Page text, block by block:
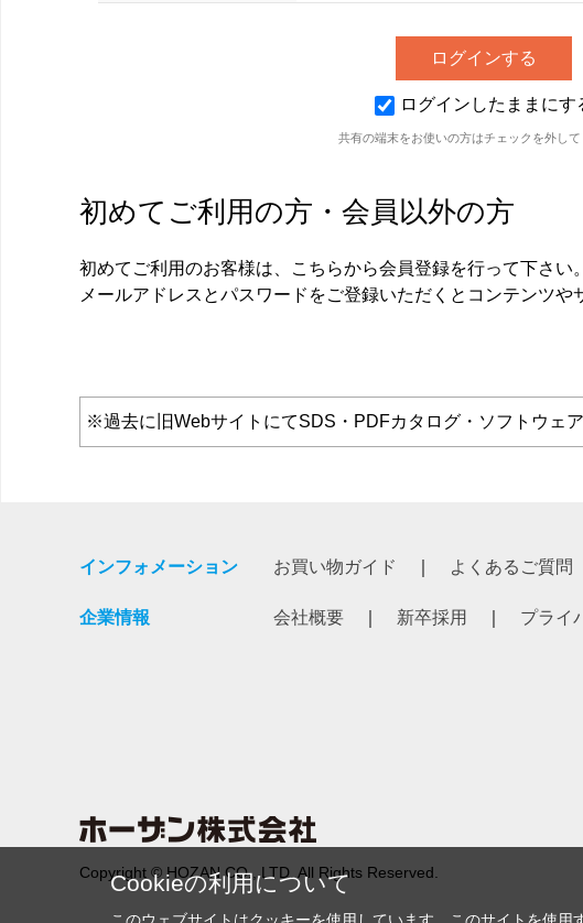
ログインしたままにす
共有の端末をお使いの方はチェックを外し
初めてご利用の方・会員以外の方
初めてご利用のお客様は、こちらから会員登録を行って下さい。
メールアドレスとパスワードをご登録いただくとコンテンツや
※過去に旧WebサイトにてSDS・PDFカタログ・ソフトウェ
インフォメーション お買い物ガイド よくあるご質問
企業情報 会社概要 新卒採用 プライ
Copyright © HOZAN CO., LTD. All Rights Reserved.
Cookieの利用について